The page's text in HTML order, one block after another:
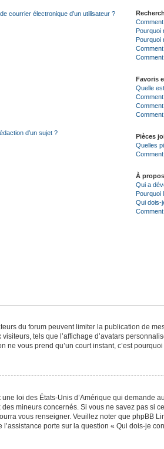
courrier électronique d’un utilisateur ?
d’un sujet ?
Pourquoi
Pourquoi
Favoris
Quelle
Pièces
Quelles
À
Qui a
Pourquoi
Qui dois-
du forum peuvent limiter la publication de
tels que l’affichage d’avatars
ne vous prend qu’un court instant, c’est
loi des États-Unis d’Amérique qui
mineurs concernés. Si vous ne savez pas si
vous renseigner. Veuillez noter que phpBB
porte sur la question « Qui dois-je